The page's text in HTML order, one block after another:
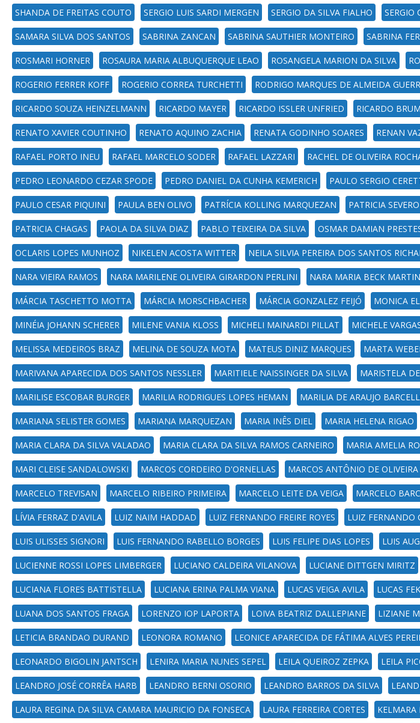
SHANDA DE FREITAS COUTO SERGIO LUIS SARDI MERGEN SERGIO DA SILVA FIALHO SERGIO
SAMARA SILVA DOS SANTOS SABRINA ZANCAN SABRINA SAUTHIER MONTEIRO SABRINA
ROSMARI HORNER ROSAURA MARIA ALBUQUERQUE LEAO ROSANGELA MARION DA SILVA
ROGERIO FERRER KOFF ROGERIO CORREA TURCHETTI RODRIGO MARQUES DE ALMEIDA
RICARDO SOUZA HEINZELMANN RICARDO MAYER RICARDO ISSLER UNFRIED RICARDO BRUM
RENATO XAVIER COUTINHO RENATO AQUINO ZACHIA RENATA GODINHO SOARES RENAN
RAFAEL PORTO INEU RAFAEL MARCELO SODER RAFAEL LAZZARI RACHEL DE OLIVEIRA
PEDRO LEONARDO CEZAR SPODE PEDRO DANIEL DA CUNHA KEMERICH PAULO SERGIO
PAULO CESAR PIQUINI PAULA BEN OLIVO PATRÍCIA KOLLING MARQUEZAN PATRICIA
PATRICIA CHAGAS PAOLA DA SILVA DIAZ PABLO TEIXEIRA DA SILVA OSMAR DAMIAN
OCLARIS LOPES MUNHOZ NIKELEN ACOSTA WITTER NEILA SILVIA PEREIRA DOS SANTOS
NARA VIEIRA RAMOS NARA MARILENE OLIVEIRA GIRARDON PERLINI NARA MARIA BECK
MÁRCIA TASCHETTO MOTTA MÁRCIA MORSCHBACHER MÁRCIA GONZALEZ FEIJÓ MONICA
MINÉIA JOHANN SCHERER MILENE VANIA KLOSS MICHELI MAINARDI PILLAT MICHELE
MELISSA MEDEIROS BRAZ MELINA DE SOUZA MOTA MATEUS DINIZ MARQUES MARTA
MARIVANA APARECIDA DOS SANTOS NESSLER MARITIELE NAISSINGER DA SILVA MARISTELA
MARILISE ESCOBAR BURGER MARILIA RODRIGUES LOPES HEMAN MARILIA DE ARAUJO
MARIANA SELISTER GOMES MARIANA MARQUEZAN MARIA INÊS DIEL MARIA HELENA RIGAO
MARIA CLARA DA SILVA VALADAO MARIA CLARA DA SILVA RAMOS CARNEIRO MARIA AMELIA
MARI CLEISE SANDALOWSKI MARCOS CORDEIRO D'ORNELLAS MARCOS ANTÔNIO DE
MARCELO TREVISAN MARCELO RIBEIRO PRIMEIRA MARCELO LEITE DA VEIGA MARCELO
LÍVIA FERRAZ D'AVILA LUIZ NAIM HADDAD LUIZ FERNANDO FREIRE ROYES LUIZ FERNANDO
LUIS ULISSES SIGNORI LUIS FERNANDO RABELLO BORGES LUIS FELIPE DIAS LOPES LUIS
LUCIENNE ROSSI LOPES LIMBERGER LUCIANO CALDEIRA VILANOVA LUCIANE DITTGEN MIRITZ
LUCIANA FLORES BATTISTELLA LUCIANA ERINA PALMA VIANA LUCAS VEIGA AVILA LUCAS
LUANA DOS SANTOS FRAGA LORENZO IOP LAPORTA LOIVA BEATRIZ DALLEPIANE LIZIANE
LETICIA BRANDAO DURAND LEONORA ROMANO LEONICE APARECIDA DE FÁTIMA ALVES
LEONARDO BIGOLIN JANTSCH LENIRA MARIA NUNES SEPEL LEILA QUEIROZ ZEPKA LEILA
LEANDRO JOSÉ CORRÊA HARB LEANDRO BERNI OSORIO LEANDRO BARROS DA SILVA
LAURA REGINA DA SILVA CAMARA MAURICIO DA FONSECA LAURA FERREIRA CORTES KELMARA